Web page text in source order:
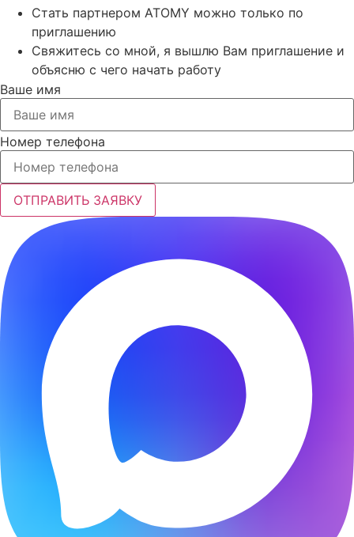
Стать партнером ATOMY можно только по
приглашению
Свяжитесь со мной, я вышлю Вам приглашение и
объясню с чего начать работу
Ваше имя
Номер телефона
ОТПРАВИТЬ ЗАЯВКУ